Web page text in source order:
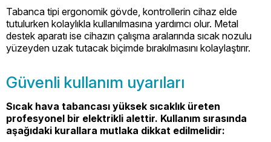
Tabanca tipi ergonomik gövde, kontrollerin cihaz elde
tutulurken kolaylıkla kullanılmasına yardımcı olur. Metal
destek aparatı ise cihazın çalışma aralarında sıcak nozulu
yüzeyden uzak tutacak biçimde bırakılmasını kolaylaştırır.
Güvenli kullanım uyarıları
Sıcak hava tabancası yüksek sıcaklık üreten
profesyonel bir elektrikli alettir. Kullanım sırasında
aşağıdaki kurallara mutlaka dikkat edilmelidir: